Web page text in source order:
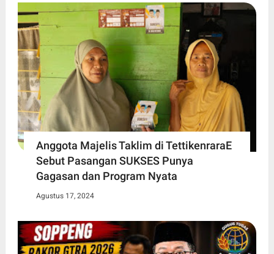
Anggota Majelis Taklim di TettikenraraE
Sebut Pasangan SUKSES Punya
Gagasan dan Program Nyata
Agustus 17, 2024